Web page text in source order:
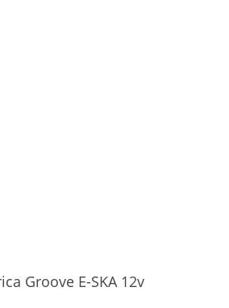
Groove E-SKA 12v